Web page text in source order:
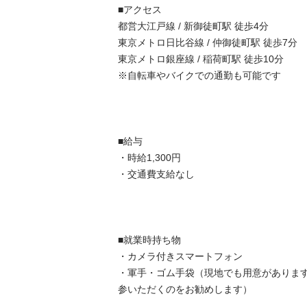
■アクセス
都営大江戸線 / 新御徒町駅 徒歩4分
東京メトロ日比谷線 / 仲御徒町駅 徒歩7分
東京メトロ銀座線 / 稲荷町駅 徒歩10分
※自転車やバイクでの通勤も可能です
■給与
・時給1,300円
・交通費支給なし
■就業時持ち物
・カメラ付きスマートフォン
・軍手・ゴム手袋（現地でも用意がありま
参いただくのをお勧めします）